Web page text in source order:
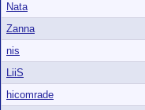
Nata
Zanna
nis
LiiS
hicomrade